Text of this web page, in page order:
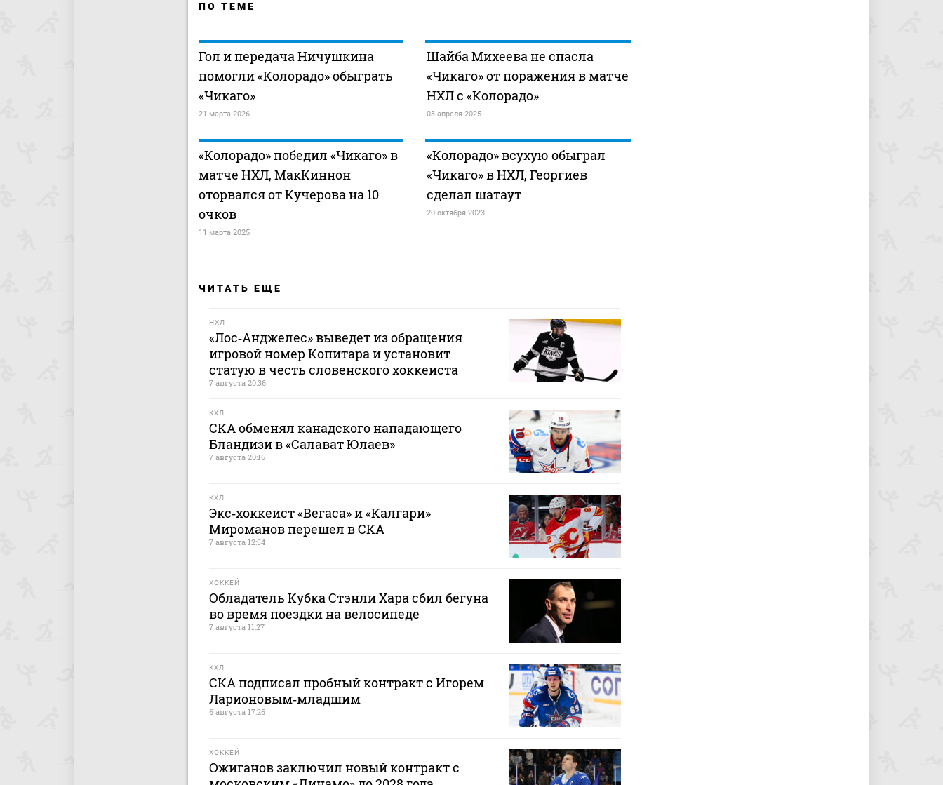
ПО ТЕМЕ
Гол и передача Ничушкина
помогли «Колорадо» обыграть
«Чикаго»
21 марта 2026
Шайба Михеева не спасла
«Чикаго» от поражения в матче
НХЛ с «Колорадо»
03 апреля 2025
«Колорадо» победил «Чикаго» в
матче НХЛ, МакКиннон
оторвался от Кучерова на 10
очков
11 марта 2025
«Колорадо» всухую обыграл
«Чикаго» в НХЛ, Георгиев
сделал шатаут
20 октября 2023
ЧИТАТЬ ЕЩЕ
НХЛ
«Лос‑Анджелес» выведет из обращения
игровой номер Копитара и установит
статую в честь словенского хоккеиста
7 августа 20:36
КХЛ
СКА обменял канадского нападающего
Бландизи в «Салават Юлаев»
7 августа 20:16
КХЛ
Экс‑хоккеист «Вегаса» и «Калгари»
Мироманов перешел в СКА
7 августа 12:54
ХОККЕЙ
Обладатель Кубка Стэнли Хара сбил бегуна
во время поездки на велосипеде
7 августа 11:27
КХЛ
СКА подписал пробный контракт с Игорем
Ларионовым‑младшим
6 августа 17:26
ХОККЕЙ
Ожиганов заключил новый контракт с